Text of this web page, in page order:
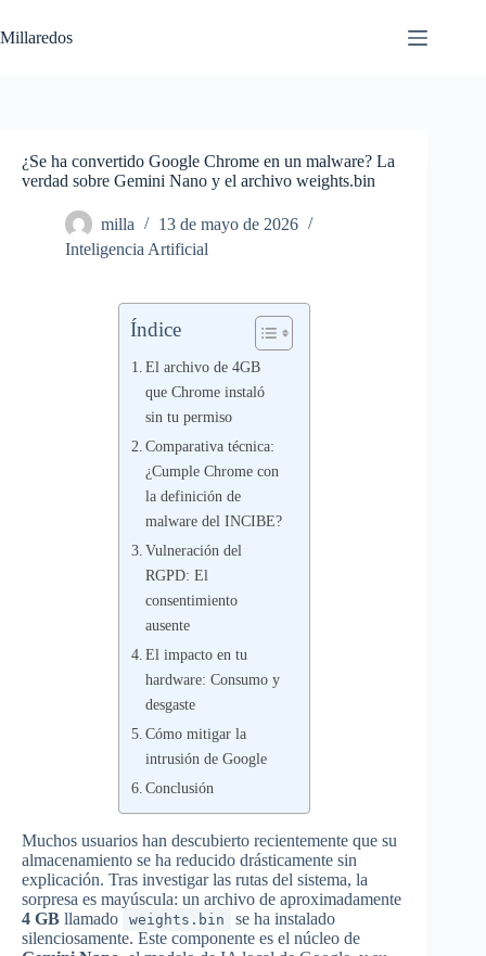
al
contenido
Millaredos
¿Se ha convertido Google Chrome en un malware? La
verdad sobre Gemini Nano y el archivo weights.bin
milla
13 de mayo de 2026
Inteligencia Artificial
Índice
El archivo de 4GB
que Chrome instaló
sin tu permiso
Comparativa técnica:
¿Cumple Chrome con
la definición de
malware del INCIBE?
Vulneración del
RGPD: El
consentimiento
ausente
El impacto en tu
hardware: Consumo y
desgaste
Cómo mitigar la
intrusión de Google
Conclusión
Muchos usuarios han descubierto recientemente que su
almacenamiento se ha reducido drásticamente sin
explicación. Tras investigar las rutas del sistema, la
sorpresa es mayúscula: un archivo de aproximadamente
4 GB llamado weights.bin
se ha instalado
silenciosamente. Este componente es el núcleo de